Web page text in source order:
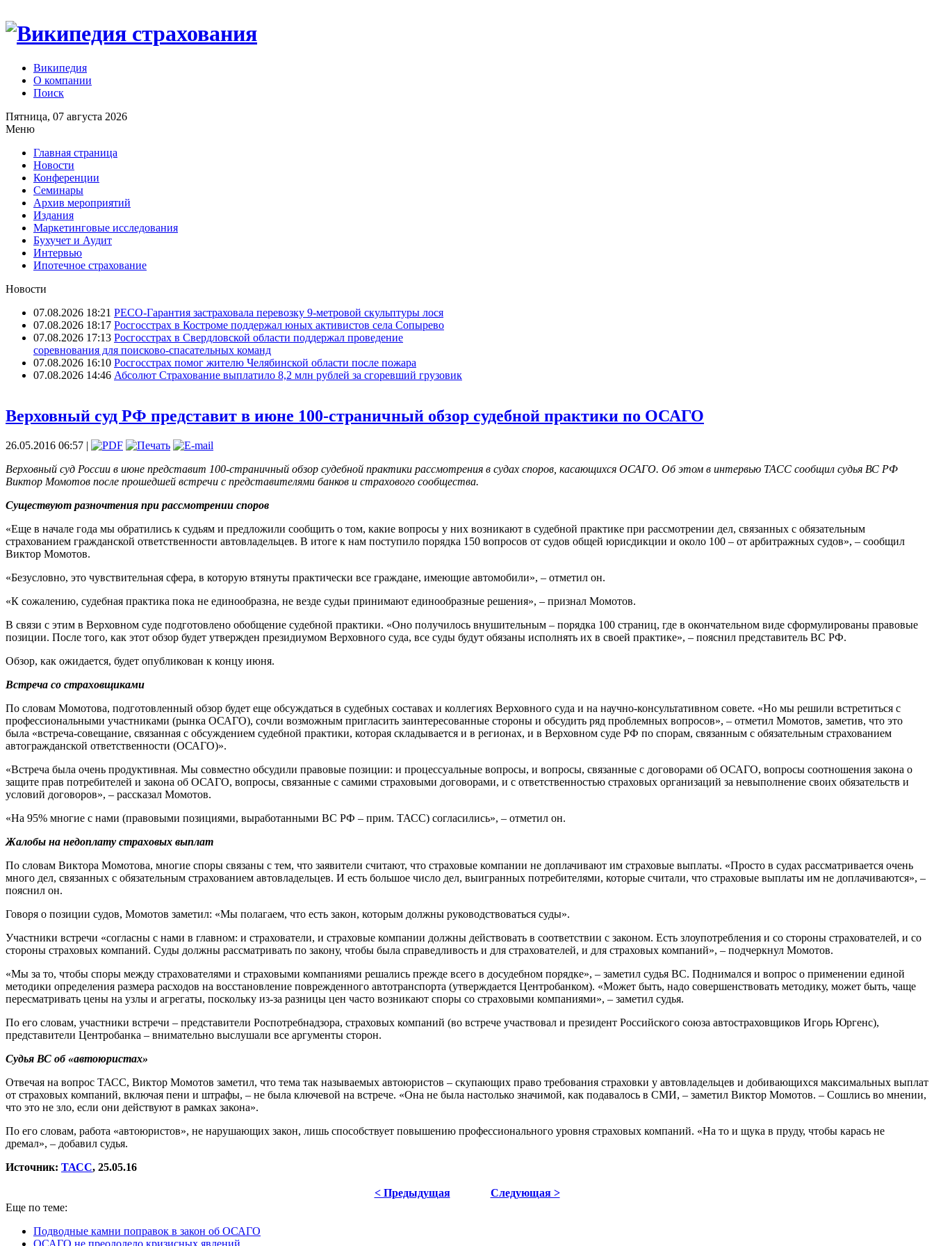
Википедия
О компании
Поиск
Пятница, 07 августа 2026
Меню
Главная страница
Новости
Конференции
Семинары
Архив мероприятий
Издания
Маркетинговые исследования
Бухучет и Аудит
Интервью
Ипотечное страхование
Новости
07.08.2026 18:21 РЕСО-Гарантия застраховала перевозку 9-метровой скульптуры лося
07.08.2026 18:17 Росгосстрах в Костроме поддержал юных активистов села Сопырево
07.08.2026 17:13 Росгосстрах в Свердловской области поддержал проведение
соревнования для поисково‑спасательных команд
07.08.2026 16:10 Росгосстрах помог жителю Челябинской области после пожара
07.08.2026 14:46 Абсолют Страхование выплатило 8,2 млн рублей за сгоревший грузовик
Верховный суд РФ представит в июне 100-страничный обзор судебной практики по ОСАГО
26.05.2016 06:57 |
Верховный суд России в июне представит 100-страничный обзор судебной практики рассмотрения в судах споров, касающихся ОСАГО. Об этом в интервью ТАСС сообщил судья ВС РФ
Виктор Момотов после прошедшей встречи с представителями банков и страхового сообщества.
Существуют разночтения при рассмотрении споров
«Еще в начале года мы обратились к судьям и предложили сообщить о том, какие вопросы у них возникают в судебной практике при рассмотрении дел, связанных с обязательным
страхованием гражданской ответственности автовладельцев. В итоге к нам поступило порядка 150 вопросов от судов общей юрисдикции и около 100 – от арбитражных судов», – сообщил
Виктор Момотов.
«Безусловно, это чувствительная сфера, в которую втянуты практически все граждане, имеющие автомобили», – отметил он.
«К сожалению, судебная практика пока не единообразна, не везде судьи принимают единообразные решения», – признал Момотов.
В связи с этим в Верховном суде подготовлено обобщение судебной практики. «Оно получилось внушительным – порядка 100 страниц, где в окончательном виде сформулированы правовые
позиции. После того, как этот обзор будет утвержден президиумом Верховного суда, все суды будут обязаны исполнять их в своей практике», – пояснил представитель ВС РФ.
Обзор, как ожидается, будет опубликован к концу июня.
Встреча со страховщиками
По словам Момотова, подготовленный обзор будет еще обсуждаться в судебных составах и коллегиях Верховного суда и на научно-консультативном совете. «Но мы решили встретиться с
профессиональными участниками (рынка ОСАГО), сочли возможным пригласить заинтересованные стороны и обсудить ряд проблемных вопросов», – отметил Момотов, заметив, что это
была «встреча-совещание, связанная с обсуждением судебной практики, которая складывается и в регионах, и в Верховном суде РФ по спорам, связанным с обязательным страхованием
автогражданской ответственности (ОСАГО)».
«Встреча была очень продуктивная. Мы совместно обсудили правовые позиции: и процессуальные вопросы, и вопросы, связанные с договорами об ОСАГО, вопросы соотношения закона о
защите прав потребителей и закона об ОСАГО, вопросы, связанные с самими страховыми договорами, и с ответственностью страховых организаций за невыполнение своих обязательств и
условий договоров», – рассказал Момотов.
«На 95% многие с нами (правовыми позициями, выработанными ВС РФ – прим. ТАСС) согласились», – отметил он.
Жалобы на недоплату страховых выплат
По словам Виктора Момотова, многие споры связаны с тем, что заявители считают, что страховые компании не доплачивают им страховые выплаты. «Просто в судах рассматривается очень
много дел, связанных с обязательным страхованием автовладельцев. И есть большое число дел, выигранных потребителями, которые считали, что страховые выплаты им не доплачиваются», –
пояснил он.
Говоря о позиции судов, Момотов заметил: «Мы полагаем, что есть закон, которым должны руководствоваться суды».
Участники встречи «согласны с нами в главном: и страхователи, и страховые компании должны действовать в соответствии с законом. Есть злоупотребления и со стороны страхователей, и со
стороны страховых компаний. Суды должны рассматривать по закону, чтобы была справедливость и для страхователей, и для страховых компаний», – подчеркнул Момотов.
«Мы за то, чтобы споры между страхователями и страховыми компаниями решались прежде всего в досудебном порядке», – заметил судья ВС. Поднимался и вопрос о применении единой
методики определения размера расходов на восстановление поврежденного автотранспорта (утверждается Центробанком). «Может быть, надо совершенствовать методику, может быть, чаще
пересматривать цены на узлы и агрегаты, поскольку из-за разницы цен часто возникают споры со страховыми компаниями», – заметил судья.
По его словам, участники встречи – представители Роспотребнадзора, страховых компаний (во встрече участвовал и президент Российского союза автостраховщиков Игорь Юргенс),
представители Центробанка – внимательно выслушали все аргументы сторон.
Судья ВС об «автоюристах»
Отвечая на вопрос ТАСС, Виктор Момотов заметил, что тема так называемых автоюристов – скупающих право требования страховки у автовладельцев и добивающихся максимальных выплат
от страховых компаний, включая пени и штрафы, – не была ключевой на встрече. «Она не была настолько значимой, как подавалось в СМИ, – заметил Виктор Момотов. – Сошлись во мнении,
что это не зло, если они действуют в рамках закона».
По его словам, работа «автоюристов», не нарушающих закон, лишь способствует повышению профессионального уровня страховых компаний. «На то и щука в пруду, чтобы карась не
дремал», – добавил судья.
Источник: ТАСС, 25.05.16
< Предыдущая
Следующая >
Еще по теме:
Подводные камни поправок в закон об ОСАГО
ОСАГО не преодолело кризисных явлений